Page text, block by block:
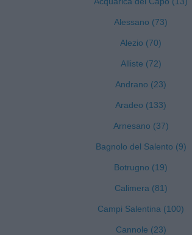
Alessano (73)
Alezio (70)
Alliste (72)
Andrano (23)
Aradeo (133)
Arnesano (37)
Bagnolo del Salento (9)
Botrugno (19)
Calimera (81)
Campi Salentina (100)
Cannole (23)